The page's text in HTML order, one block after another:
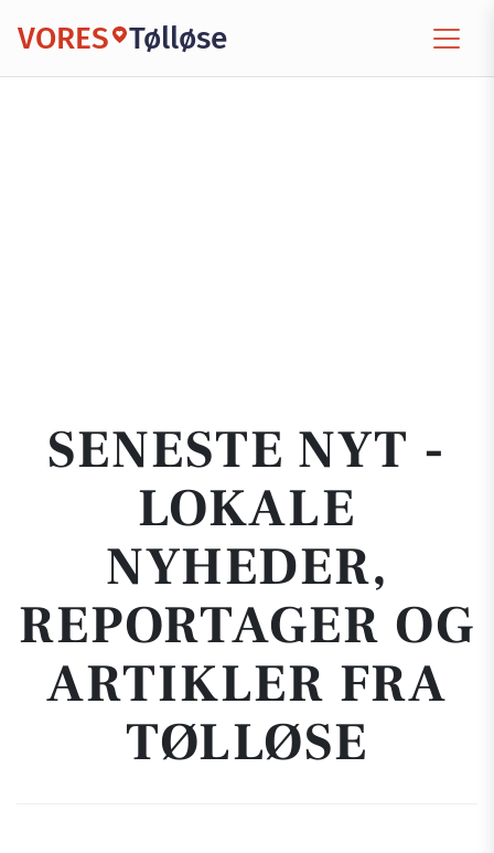
VORES Tølløse
SENESTE NYT -
LOKALE
NYHEDER,
REPORTAGER OG
ARTIKLER FRA
TØLLØSE